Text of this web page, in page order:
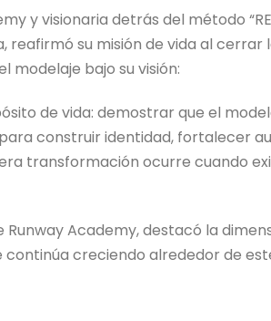
y visionaria detrás del método
su misión de vida al cerrar
modelaje bajo su visión:
de vida: demostrar que el
construir identidad, fortalecer
transformación ocurre cuando
Runway Academy, destacó la
creciendo alrededor de